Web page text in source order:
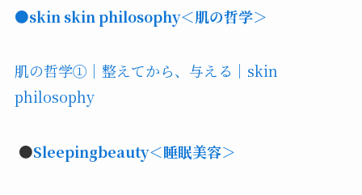
●skin skin philosophy＜肌の哲学＞
肌の哲学①｜整えてから、与える｜skin
philosophy
●Sleepingbeauty＜睡眠美容＞